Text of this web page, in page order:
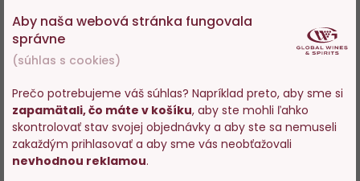
Aby naša webová stránka fungovala
správne
(súhlas s cookies)
Prečo potrebujeme váš súhlas? Napríklad preto, aby sme si
zapamätali, čo máte v košíku, aby ste mohli ľahko
skontrolovať stav svojej objednávky a aby ste sa nemuseli
zakaždým prihlasovať a aby sme vás neobťažovali
nevhodnou reklamou.
Vstupujete na stránky s
predajom alkoholu. Prosím
potvrďte, že Vám už bolo 18